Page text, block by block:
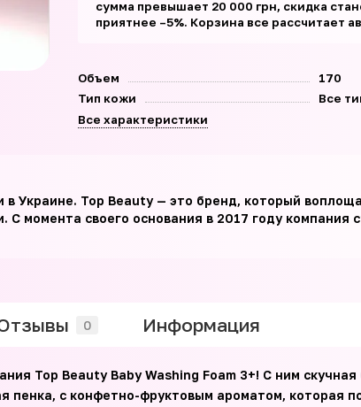
сумма превышает 20 000 грн, скидка
приятнее –5%. Корзина все рассчитает
Объем
170
Тип кожи
Все
Все характеристики
в Украине. Top Beauty — это бренд, который
С момента своего основания в 2017 году компания
0 Информация
Top Beauty Baby Washing Foam 3+! С ним
пенка, с конфетно-фруктовым ароматом, которая